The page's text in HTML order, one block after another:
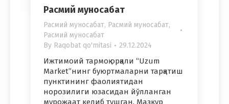
Расмий муносабат
Расмий муносабат, Расмий муносабат,
Расмий муносабат
By Raqobat qo'mitasi 29.12.2024
Ижтимоий тармоқ орқали “Uzum
Market”нинг буюртмаларни тарқатиш
пунктининг фаолиятидан
норозилиги юзасидан йўлланган
мурожаат келиб тушган. Мазкур